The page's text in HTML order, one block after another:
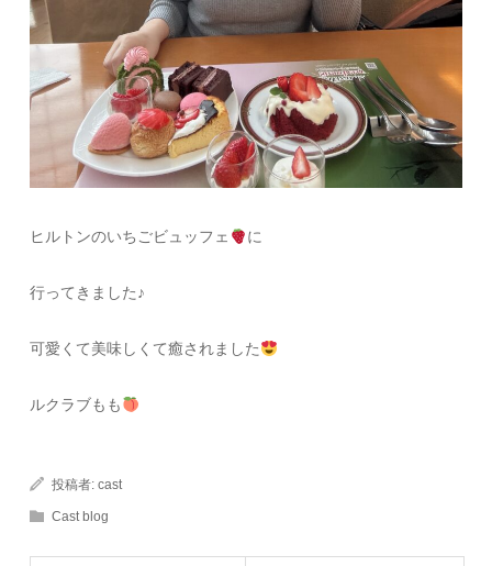
ヒルトンのいちごビュッフェ に
行ってきました♪
可愛くて美味しくて癒されました
ルクラブもも
投稿者:cast
Cast blog